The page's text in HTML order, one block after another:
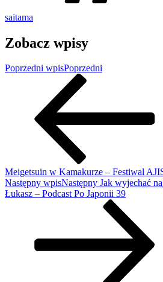
saitama
Zobacz wpisy
Poprzedni wpisPoprzedni
Meigetsuin w Kamakurze – Festiwal
Następny wpisNastępny Jak wyjechać
Łukasz – Podcast Po Japonii 39